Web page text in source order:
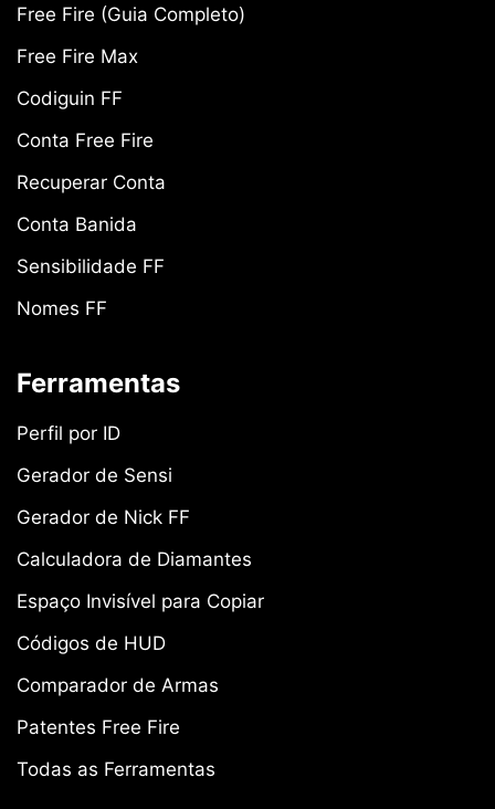
Free Fire (Guia Completo)
Free Fire Max
Codiguin FF
Conta Free Fire
Recuperar Conta
Conta Banida
Sensibilidade FF
Nomes FF
Ferramentas
Perfil por ID
Gerador de Sensi
Gerador de Nick FF
Calculadora de Diamantes
Espaço Invisível para Copiar
Códigos de HUD
Comparador de Armas
Patentes Free Fire
Todas as Ferramentas